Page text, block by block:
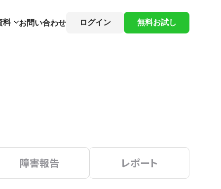
料 お問い合わせ ログイン 無料お試し
障害報告 レポート